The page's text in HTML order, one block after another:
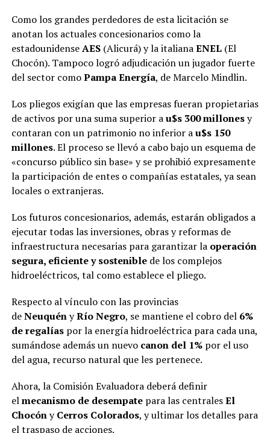
Como los grandes perdedores de esta licitación se
anotan los actuales concesionarios como la
estadounidenseAES(Alicurá) y la italianaENEL(El
Chocón). Tampoco logró adjudicación un jugador fuerte
del sector comoPampa Energía, de Marcelo Mindlin.
Los pliegos exigían que las empresas fueran propietarias
de activos por una suma superior au$s 300 millonesy
contaran con un patrimonio no inferior au$s 150
millones. El proceso se llevó a cabo bajo un esquema de
«concurso público sin base» y se prohibió expresamente
la participación de entes o compañías estatales, ya sean
locales o extranjeras.
Los futuros concesionarios, además, estarán obligados a
ejecutar todas las inversiones, obras y reformas de
infraestructura necesarias para garantizar la operación
segura, eficiente y sosteniblede los complejos
hidroeléctricos, tal como establece el pliego.
Respecto al vínculo con las provincias
deNeuquényRío Negro, se mantiene el cobro del 6%
de regalíaspor la energía hidroeléctrica para cada una,
sumándose además un nuevo canon del 1%por el uso
del agua, recurso natural que les pertenece.
Ahora, la Comisión Evaluadora deberá definir
elmecanismo de desempatepara las centralesEl
ChocónyCerros Colorados, y ultimar los detalles para
el traspaso de acciones.